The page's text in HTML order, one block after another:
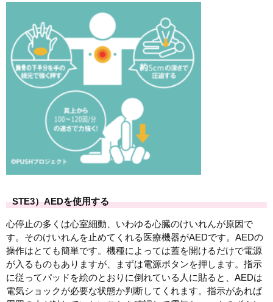
STE3）AEDを使用する
心停止の多くは心室細動、いわゆる心臓のけいれんが原因で
す。そのけいれんを止めてくれる医療機器がAEDです。AEDの
操作はとても簡単です。機種によっては蓋を開けるだけで電源
が入るものもありますが、まずは電源ボタンを押します。指示
に従ってパッドを絵のとおりに倒れている人に貼ると、AEDは
電気ショックが必要な状態か判断してくれます。指示があれば